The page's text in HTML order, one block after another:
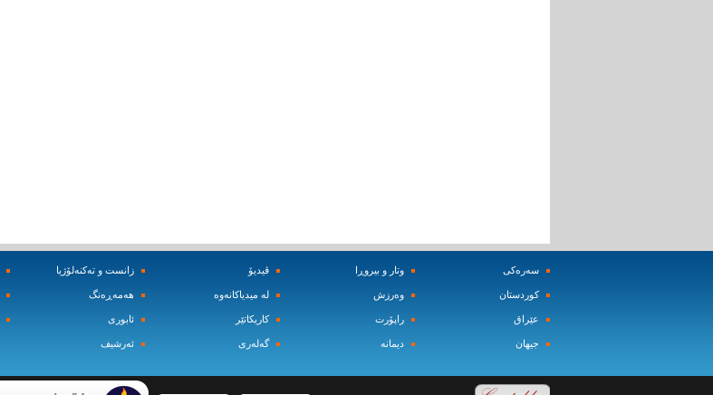
سه‌ره‌کی
کوردستان
عێراق
جیهان
وتار و بیروڕا
وه‌رزش‌
راپۆرت
دیمانه‌
ڤیدیۆ
له‌ میدیاکانه‌وه‌
کاریکاتێر
گه‌له‌ری
زانست و ته‌کنه‌لۆژیا
هه‌مه‌ڕه‌نگ
ئابوری
ئه‌رشیف